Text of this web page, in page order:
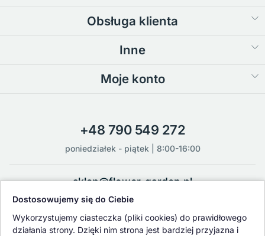
Obsługa klienta
Inne
Moje konto
+48 790 549 272
poniedziałek - piątek | 8:00-16:00
sklep@flower-garden.pl
Oferowane przez nas rośliny i nasiona podlegają regularnej ścisłej
kontroli jakości oraz kontroli zdrowotnej przeprowadzanej przez
Dostosowujemy się do Ciebie
Wykorzystujemy ciasteczka (pliki cookies) do prawidłowego
działania strony. Dzięki nim strona jest bardziej przyjazna i